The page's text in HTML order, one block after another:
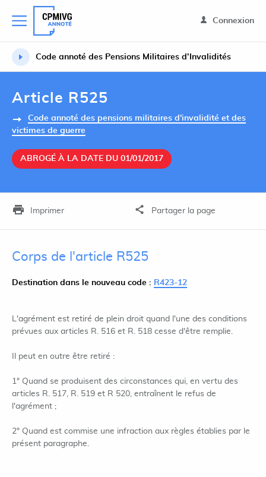
Connexion
Code annoté des Pensions Militaires d’Invalidités
Article R525
Code annoté des pensions militaires d'invalidité et des
victimes de guerre
ABROGÉ À LA DATE DU 01/01/2017
Imprimer Partager la page
Corps de l'article R525
Destination dans le nouveau code : R423-12
L'agrément est retiré de plein droit quand l'une des conditions
prévues aux articles R. 516 et R. 518 cesse d'être remplie.
Il peut en outre être retiré :
1° Quand se produisent des circonstances qui, en vertu des
articles R. 517, R. 519 et R 520, entraînent le refus de
l'agrément ;
2° Quand est commise une infraction aux règles établies par le
présent paragraphe.